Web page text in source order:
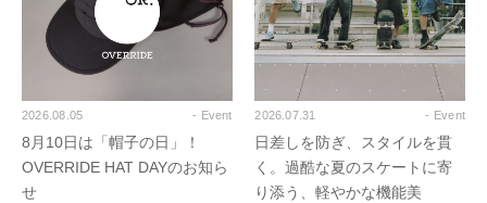
2026.08.05 - Event
8月10日は「帽子の日」！
OVERRIDE HAT DAYのお知ら
せ
2026.07.31 - Event
日差しを防ぎ、スタイルを貫
く。過酷な夏のスケートに寄
り添う、軽やかな機能美